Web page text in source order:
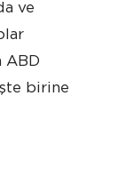
ve
ABD
birine